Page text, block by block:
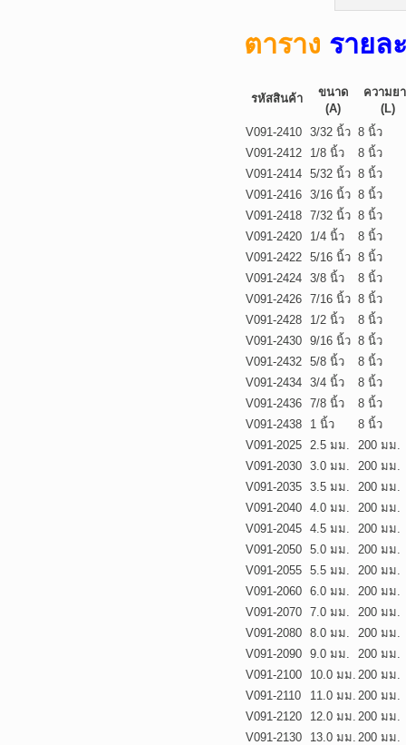
ตาราง รายล
รหัสสินค้า
ขนาด
(A)
ความย
(L)
V091-2410 3/32 นิ้ว 8 นิ้ว
V091-2412
1/8 นิ้ว
8 นิ้ว
V091-2414 5/32 นิ้ว 8 นิ้ว
V091-2416 3/16 นิ้ว 8 นิ้ว
V091-2418 7/32 นิ้ว 8 นิ้ว
V091-2420
1/4 นิ้ว
8 นิ้ว
V091-2422 5/16 นิ้ว 8 นิ้ว
V091-2424 3/8 นิ้ว
8 นิ้ว
V091-2426 7/16 นิ้ว 8 นิ้ว
V091-2428
1/2 นิ้ว
8 นิ้ว
V091-2430 9/16 นิ้ว 8 นิ้ว
V091-2432 5/8 นิ้ว
8 นิ้ว
V091-2434 3/4 นิ้ว
8 นิ้ว
V091-2436 7/8 นิ้ว
8 นิ้ว
V091-2438
1 นิ้ว
8 นิ้ว
V091-2025 2.5 มม.
200 มม.
V091-2030 3.0 มม.
200 มม.
V091-2035 3.5 มม.
200 มม.
V091-2040 4.0 มม.
200 มม.
V091-2045 4.5 มม.
200 มม.
V091-2050 5.0 มม.
200 มม.
V091-2055 5.5 มม.
200 มม.
V091-2060 6.0 มม.
200 มม.
V091-2070 7.0 มม.
200 มม.
V091-2080 8.0 มม.
200 มม.
V091-2090 9.0 มม.
200 มม.
V091-2100
10.0 มม. 200 มม.
V091-2110
11.0 มม. 200 มม.
V091-2120
12.0 มม. 200 มม.
V091-2130
13.0 มม. 200 มม.